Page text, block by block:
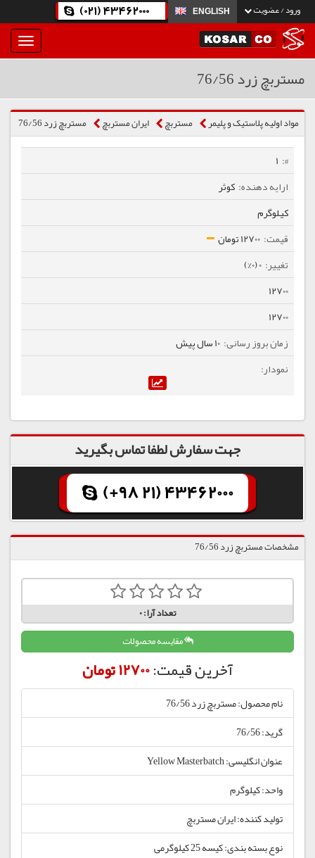
ورود / عضویت ENGLISH
(021) 43462000
بار
و
مستربچ زرد 76/56
مواد اولیه پلاستیک و پلیمر مستربچ ایران مستربچ مستربچ زرد 76/56
1
کوثر
کیلوگرم
12700 تومان
0 (0%)
12700
12700
10 سال پیش
جهت سفارش لطفا تماس بگیرید
(+98 21) 43462000
مشخصات مستربچ زرد 76/56
تعداد آرا:0
مقایسه محصولات
آخرین قیمت:12700 تومان
نام محصول: مستربچ زرد 76/56
گرید: 76/56
عنوان انگلیسی: Yellow Masterbatch
واحد: کیلوگرم
تولید کننده: ایران مستربچ
نوع بسته بندی: کیسه 25 کیلوگرمی